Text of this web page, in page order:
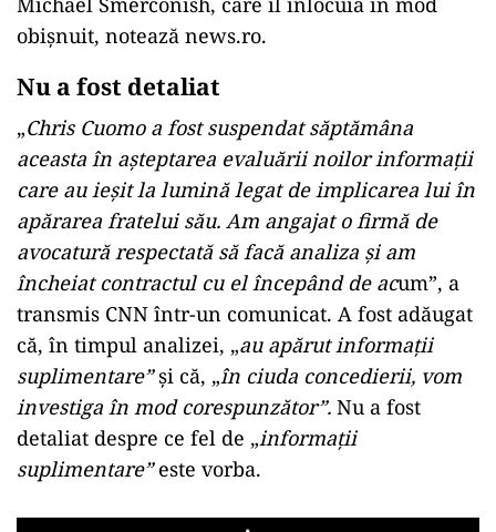
obişnuit, notează news.ro.
Nu a fost detaliat
„Chris Cuomo a fost suspendat săptămâna
aceasta în aşteptarea evaluării noilor informaţii
care au ieşit la lumină legat de implicarea lui în
apărarea fratelui său. Am angajat o firmă de
avocatură respectată să facă analiza şi am
încheiat contractul cu el începând de acum”, a
transmis CNN într-un comunicat. A fost adăugat
că, în timpul analizei, „au apărut informaţii
suplimentare”şi că, „în ciuda concedierii, vom
investiga în mod corespunzător”. Nu a fost
detaliat despre ce fel de „informaţii
suplimentare”este vorba.